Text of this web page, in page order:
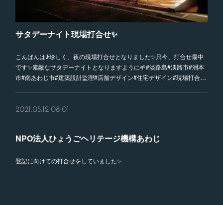
サタデーナイト現場打合せ✨
こんばんは♪珍しく、夜の現場打合せとなりました✨只今、打合せ最中
です✨素敵なサタデーナイトとなりますように🌱#淡路島#淡路市#洲本
市#南あわじ市#建築設計監理#店舗デザイン#住宅デザイン#現場打合…
2021.05.12 08:01
NPO法人ひょうごヘリテージ機構あわじ
登記に向けての打合せをしていました✨